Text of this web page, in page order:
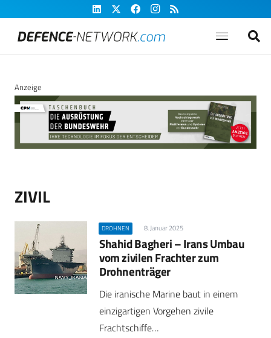
Anzeige
ZIVIL
DROHNEN 8. Januar 2025
Shahid Bagheri – Irans Umbau
vom zivilen Frachter zum
Drohnenträger
Die iranische Marine baut in einem
einzigartigen Vorgehen zivile
Frachtschiffe…